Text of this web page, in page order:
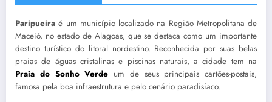
Paripueira é um município localizado na Região Metropolitana de
Maceió, no estado de Alagoas, que se destaca como um importante
destino turístico do litoral nordestino. Reconhecida por suas belas
praias de águas cristalinas e piscinas naturais, a cidade tem na
Praia do Sonho Verde um de seus principais cartões-postais,
famosa pela boa infraestrutura e pelo cenário paradisíaco.